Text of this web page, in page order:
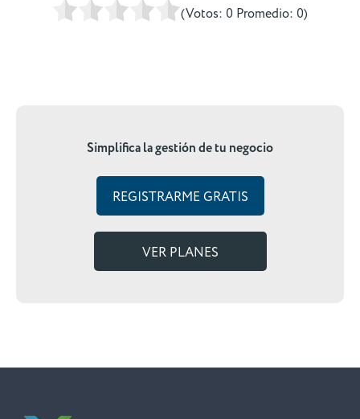
(Votos: 0 Promedio: 0)
Simplifica la gestión de tu negocio
REGISTRARME GRATIS
VER PLANES